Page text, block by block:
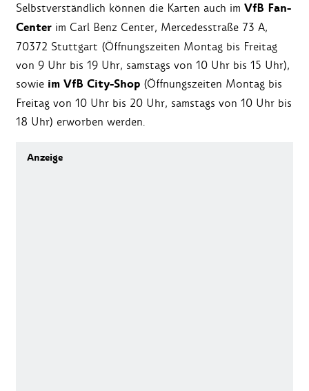
Selbstverständlich können die Karten auch im VfB Fan-
Center im Carl Benz Center, Mercedesstraße 73 A,
70372 Stuttgart (Öffnungszeiten Montag bis Freitag
von 9 Uhr bis 19 Uhr, samstags von 10 Uhr bis 15 Uhr),
sowie im VfB City-Shop (Öffnungszeiten Montag bis
Freitag von 10 Uhr bis 20 Uhr, samstags von 10 Uhr bis
18 Uhr) erworben werden.